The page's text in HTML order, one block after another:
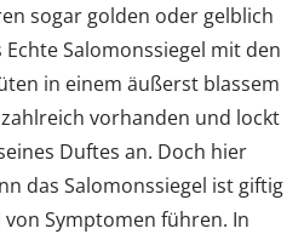
sogar golden oder gelblich
Salomonssiegel mit den
in einem äußerst blassem
vorhanden und lockt
Duftes an. Doch hier
das Salomonssiegel ist giftig
Symptomen führen. In